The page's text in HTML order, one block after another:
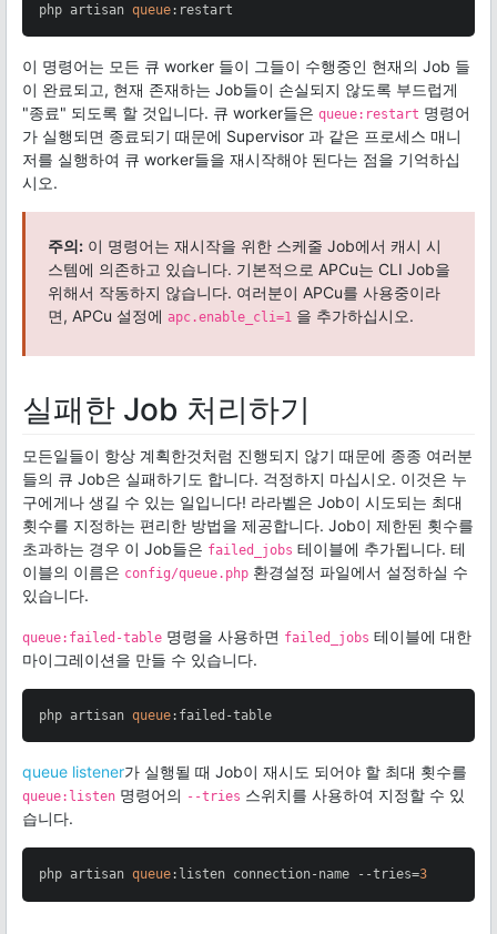
php artisan queue :restart
이 명령어는 모든 큐 worker 들이 그들이 수행중인 현재의 Job 들
이 완료되고, 현재 존재하는 Job들이 손실되지 않도록 부드럽게
"종료" 되도록 할 것입니다. 큐 worker들은 queue:restart 명령어
가 실행되면 종료되기 때문에 Supervisor 과 같은 프로세스 매니
저를 실행하여 큐 worker들을 재시작해야 된다는 점을 기억하십
시오.
주의: 이 명령어는 재시작을 위한 스케줄 Job에서 캐시 시
스템에 의존하고 있습니다. 기본적으로 APCu는 CLI Job을
위해서 작동하지 않습니다. 여러분이 APCu를 사용중이라
면, APCu 설정에 apc.enable_cli=1 을 추가하십시오.
실패한 Job 처리하기
모든일들이 항상 계획한것처럼 진행되지 않기 때문에 종종 여러분
들의 큐 Job은 실패하기도 합니다. 걱정하지 마십시오. 이것은 누
구에게나 생길 수 있는 일입니다! 라라벨은 Job이 시도되는 최대
횟수를 지정하는 편리한 방법을 제공합니다. Job이 제한된 횟수를
초과하는 경우 이 Job들은 failed_jobs 테이블에 추가됩니다. 테
이블의 이름은 config/queue.php 환경설정 파일에서 설정하실 수
있습니다.
queue:failed-table 명령을 사용하면 failed_jobs 테이블에 대한
마이그레이션을 만들 수 있습니다.
php artisan queue :failed-table
queue listener가 실행될 때 Job이 재시도 되어야 할 최대 횟수를
queue:listen 명령어의 --tries 스위치를 사용하여 지정할 수 있
습니다.
php artisan queue :listen connection-name --tries=3